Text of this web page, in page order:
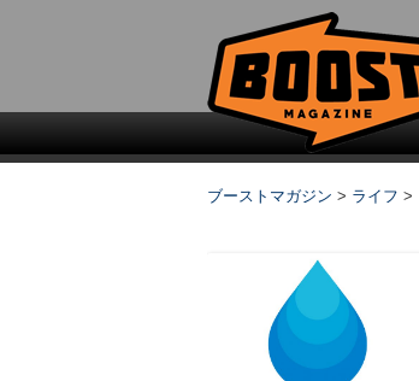
ブーストマガジン > ライフ >